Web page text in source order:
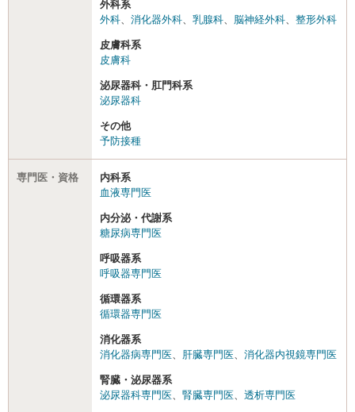
外科系
外科
消化器外科 乳腺科 脳神経外科 整形外科
皮膚科系
皮膚科
泌尿器科・肛門科系
泌尿器科
その他
予防接種
専門医・資格
内科系
血液専門医
内分泌・代謝系
糖尿病専門医
呼吸器系
呼吸器専門医
循環器系
循環器専門医
消化器系
消化器病専門医
肝臓専門医 消化器内視鏡専門医
腎臓・泌尿器系
泌尿器科専門医
腎臓専門医 透析専門医